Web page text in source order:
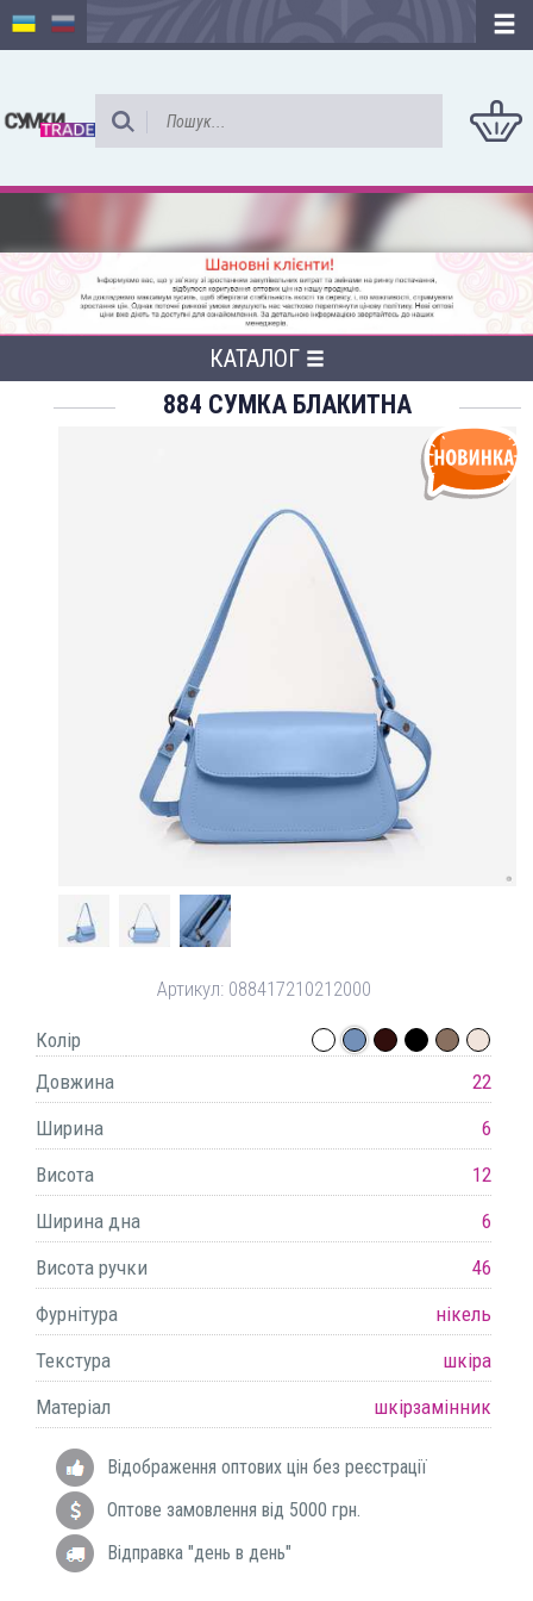
КАТАЛОГ
884 СУМКА БЛАКИТНА
Артикул: 088417210212000
Колір
Довжина
22
Ширина
6
Висота
12
Ширина дна
6
Висота ручки
46
Фурнітура
нікель
Текстура
шкіра
Матеріал
шкірзамінник
Відображення оптових цін без реєстрації
Оптове замовлення від 5000 грн.
Відправка "день в день"